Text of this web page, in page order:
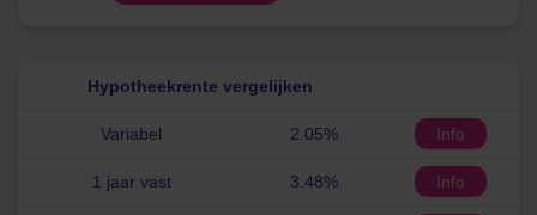
Hypotheekrente vergelijken
Variabel 2.05% Info
1 jaar vast 3.48% Info